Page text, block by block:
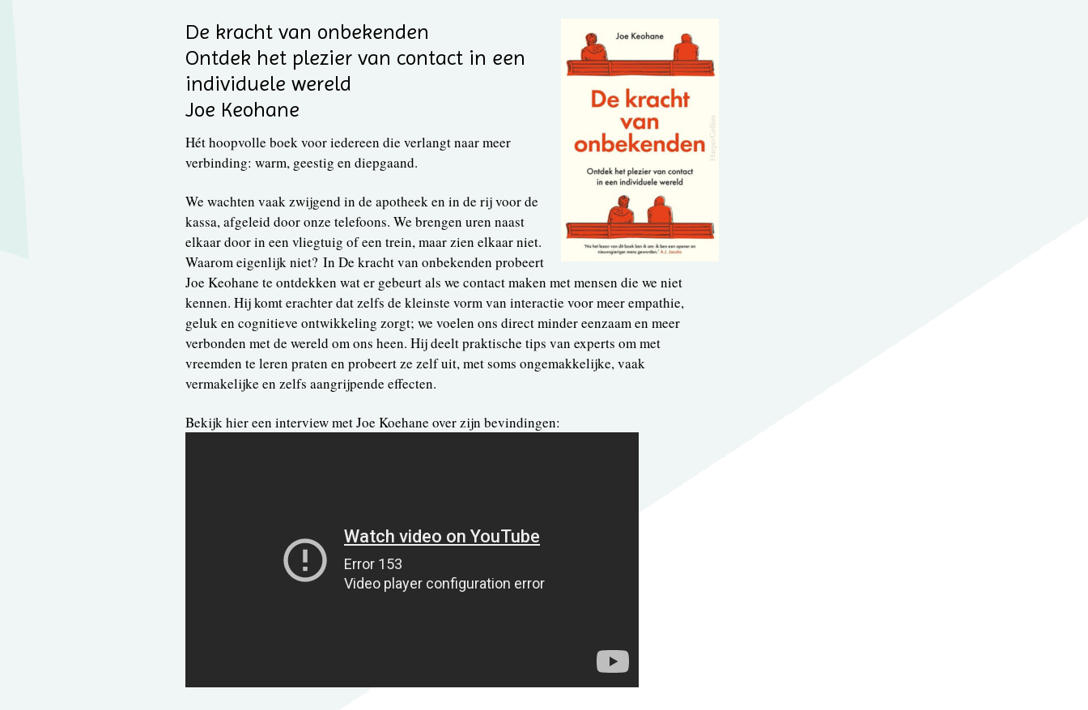
De kracht van onbekenden
Ontdek het plezier van contact in een
individuele wereld
Joe Keohane
Hét hoopvolle boek voor iedereen die verlangt naar meer
verbinding: warm, geestig en diepgaand.
We wachten vaak zwijgend in de apotheek en in de rij voor de
kassa, afgeleid door onze telefoons. We brengen uren naast
elkaar door in een vliegtuig of een trein, maar zien elkaar niet.
Waarom eigenlijk niet? In De kracht van onbekenden probeert
Joe Keohane te ontdekken wat er gebeurt als we contact maken met mensen die we niet
kennen. Hij komt erachter dat zelfs de kleinste vorm van interactie voor meer empathie,
geluk en cognitieve ontwikkeling zorgt; we voelen ons direct minder eenzaam en meer
verbonden met de wereld om ons heen. Hij deelt praktische tips van experts om met
vreemden te leren praten en probeert ze zelf uit, met soms ongemakkelijke, vaak
vermakelijke en zelfs aangrijpende effecten.
Bekijk hier een interview met Joe Koehane over zijn bevindingen: